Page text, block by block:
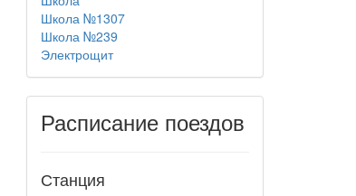
Школа №1307
Школа №239
Электрощит
Расписание поездов
Станция